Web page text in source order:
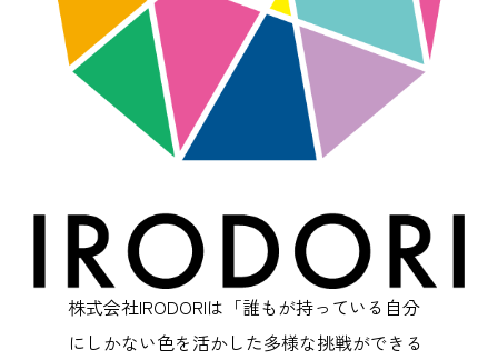
株式会社IRODORIは「誰もが持っている自分
にしかない色を活かした多様な挑戦ができる